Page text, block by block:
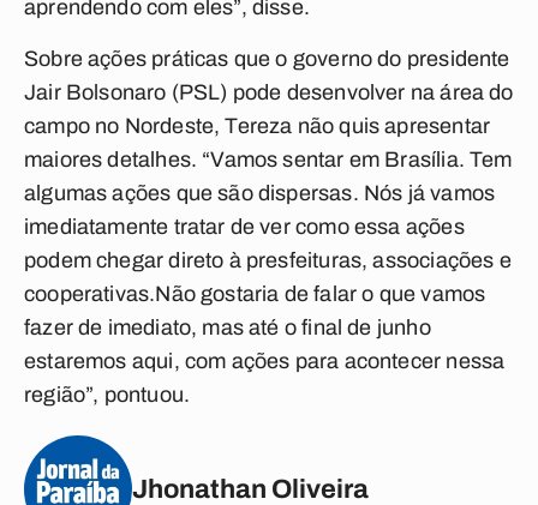
aprendendo com eles”, disse.
Sobre ações práticas que o governo do presidente
Jair Bolsonaro (PSL) pode desenvolver na área do
campo no Nordeste, Tereza não quis apresentar
maiores detalhes. “Vamos sentar em Brasília. Tem
algumas ações que são dispersas. Nós já vamos
imediatamente tratar de ver como essa ações
podem chegar direto à presfeituras, associações e
cooperativas.Não gostaria de falar o que vamos
fazer de imediato, mas até o final de junho
estaremos aqui, com ações para acontecer nessa
região”, pontuou.
Jhonathan Oliveira